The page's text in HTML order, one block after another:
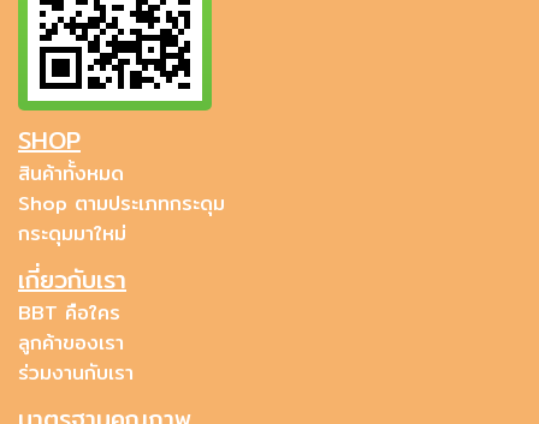
SHOP
สินค้าทั้งหมด
Shop ตามประเภทกระดุม
กระดุมมาใหม่
เกี่ยวกับเรา
BBT คือใคร
ลูกค้าของเรา
ร่วมงานกับเรา